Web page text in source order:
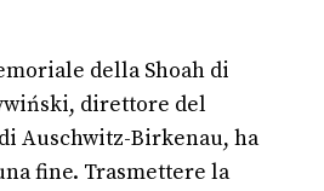
della Shoah di
direttore del
Auschwitz-Birkenau, ha
fine. Trasmettere la